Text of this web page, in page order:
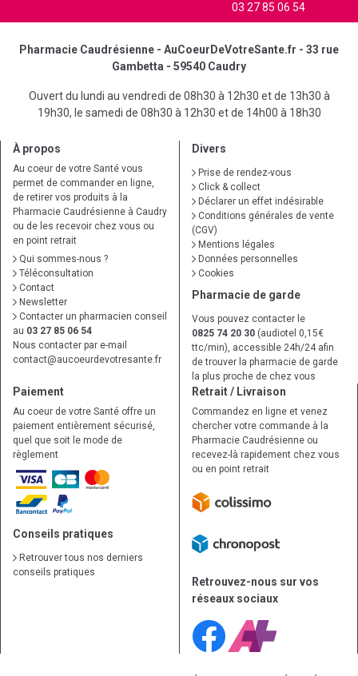
03 27 85 06 54
Pharmacie Caudrésienne - AuCoeurDeVotreSante.fr - 33 rue
Gambetta - 59540 Caudry
Ouvert du lundi au vendredi de 08h30 à 12h30 et de 13h30 à
19h30, le samedi de 08h30 à 12h30 et de 14h00 à 18h30
À propos
Au coeur de votre Santé vous
permet de commander en ligne,
de retirer vos produits à la
Pharmacie Caudrésienne à Caudry
ou de les recevoir chez vous ou
en point retrait
Qui sommes-nous ?
Téléconsultation
Contact
Newsletter
Contacter un pharmacien conseil
au 03 27 85 06 54
Nous contacter par e-mail
contact@aucoeurdevotresante.fr
Divers
Prise de rendez-vous
Click & collect
Déclarer un effet indésirable
Conditions générales de vente
(CGV)
Mentions légales
Données personnelles
Cookies
Pharmacie de garde
Vous pouvez contacter le
0825 74 20 30 (audiotel 0,15€
ttc/min), accessible 24h/24 afin
de trouver la pharmacie de garde
la plus proche de chez vous
Paiement
Au coeur de votre Santé offre un
paiement entièrement sécurisé,
quel que soit le mode de
règlement
Conseils pratiques
Retrouver tous nos derniers
conseils pratiques
Retrait / Livraison
Commandez en ligne et venez
chercher votre commande à la
Pharmacie Caudrésienne ou
recevez-là rapidement chez vous
ou en point retrait
Retrouvez-nous sur vos
réseaux sociaux